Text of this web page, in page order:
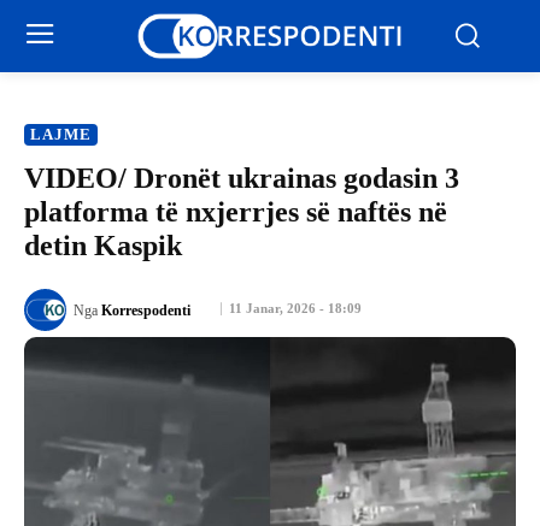
LAJME
VIDEO/ Dronët ukrainas godasin 3
platforma të nxjerrjes së naftës në
detin Kaspik
11 Janar, 2026 - 18:09
Nga Korrespodenti